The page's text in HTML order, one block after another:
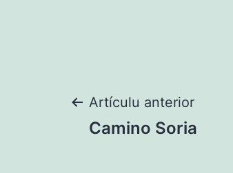
Navegación
Artículu anterior
Camino Soria